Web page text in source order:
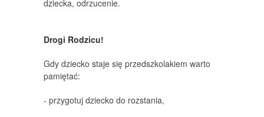
dziecka, odrzucenie.
Drogi Rodzicu!
Gdy dziecko staje się przedszkolakiem warto
pamiętać:
- przygotuj dziecko do rozstania,